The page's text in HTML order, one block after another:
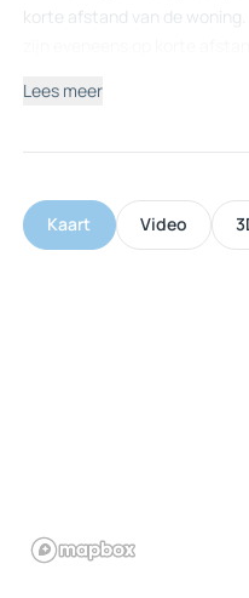
korte afstand van de
je kan wandelen, joggen, een
Begane grond:
Entree in ruime hal welke
in het geheel bij het
uitstraling. De openslaande
afzuigkap, combi-oven
keuken is de kelder
Lees meer
Kaart Video